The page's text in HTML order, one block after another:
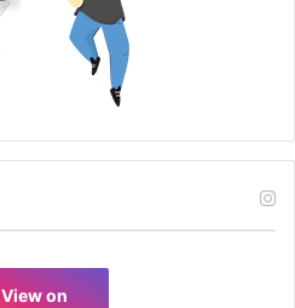
View on